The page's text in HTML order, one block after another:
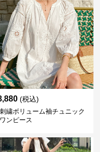
(税込)
繍ボリューム袖チュニック
ンピース